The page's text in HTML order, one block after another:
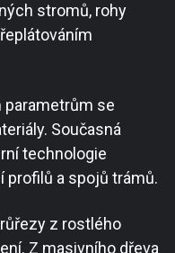
stromů, rohy
parametrům se
Současná
technologie
profilů a spojů trámů.
z rostlého
Z masivního dřeva